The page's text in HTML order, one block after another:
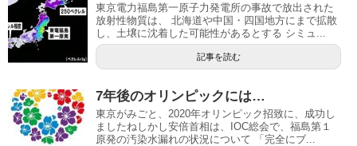
東京電力福島第一原子力発電所の事故で放出された
放射性物質は、 北海道や中国・四国地方にまで拡散
し、土壌に沈着した可能性があるとする シミュ...
記事を読む
7年後のオリンピックには…
東京がみごと、2020年オリンピック招致に、成功し
ましたねしかし安倍首相は、IOC総会で、福島第１
原発の汚染水漏れの状況について 「完全にブ...